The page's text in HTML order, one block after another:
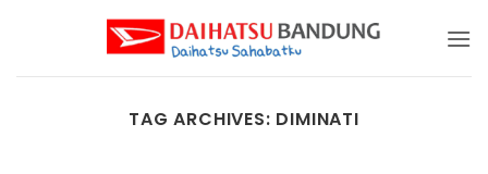
TAG ARCHIVES: DIMINATI